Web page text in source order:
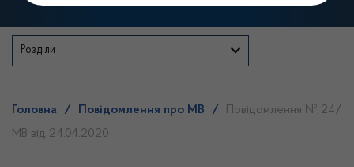
Розділи
Головна / Повідомлення про МВ /
Повідомлення № 24/
МВ від 24.04.2020